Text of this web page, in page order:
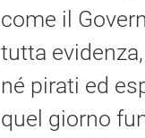
come il
tutta
né pirati ed
quel giorno